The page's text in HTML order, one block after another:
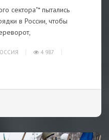
сектора"* пытались
в России, чтобы
4 987